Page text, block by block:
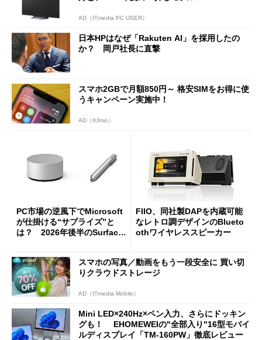
AD（ITmedia PC USER）
日本HPはなぜ「Rakuten AI」を採用したの
か？ 岡戸社長に直撃
スマホ2GBで月額850円～ 格安SIMをお得に使
うキャンペーン実施中！
AD（IIJmio）
PC市場の逆風下でMicrosoft
が仕掛ける“サプライズ”と
は？ 2026年後半のSurface
FIIO、同社製DAPを内蔵可能
なレトロ調デザインのBlueto
othワイヤレススピーカー
スマホの写真／動画をもう一段安全に 買い切
りクラウドストレージ
AD（ITmedia Mobile）
Mini LED×240Hz×ペン入力、さらにドッキン
グも！ EHOMEWEIの"全部入り"16型モバイ
ルディスプレイ「TM-160PW」徹底レビュー